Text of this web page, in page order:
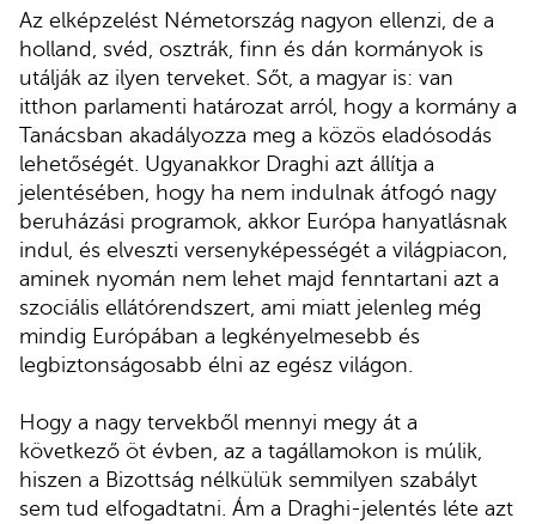
Az elképzelést Németország nagyon ellenzi, de a
holland, svéd, osztrák, finn és dán kormányok is
utálják az ilyen terveket. Sőt, a magyar is: van
itthon parlamenti határozat arról, hogy a kormány a
Tanácsban akadályozza meg a közös eladósodás
lehetőségét. Ugyanakkor Draghi azt állítja a
jelentésében, hogy ha nem indulnak átfogó nagy
beruházási programok, akkor Európa hanyatlásnak
indul, és elveszti versenyképességét a világpiacon,
aminek nyomán nem lehet majd fenntartani azt a
szociális ellátórendszert, ami miatt jelenleg még
mindig Európában a legkényelmesebb és
legbiztonságosabb élni az egész világon.
Hogy a nagy tervekből mennyi megy át a
következő öt évben, az a tagállamokon is múlik,
hiszen a Bizottság nélkülük semmilyen szabályt
sem tud elfogadtatni. Ám a Draghi-jelentés léte azt